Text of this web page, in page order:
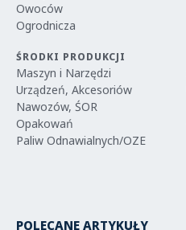
Owoców
Ogrodnicza
ŚRODKI PRODUKCJI
Maszyn i Narzędzi
Urządzeń, Akcesoriów
Nawozów, ŚOR
Opakowań
Paliw Odnawialnych/OZE
POLECANE ARTYKUŁY